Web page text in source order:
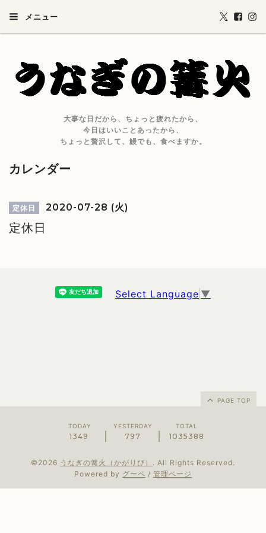
メニュー
大事な日だから、ちょっと疲れたから、
今日はいいことあったから、
ちょっと贅沢して、鰻でも、食べますか。
カレンダー
定休日 2020-07-28 (火)
定休日
Select Language ▼
PAGE TOP
TODAY
1349
YESTERDAY
797
TOTAL
1035388
©2026 うなぎの篝火（かがりび） . All Rights Reserved.
Powered by グーペ / 管理ページ